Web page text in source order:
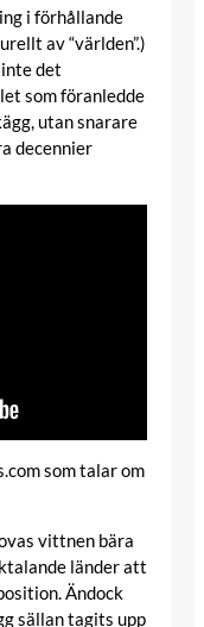
i förhållande
av “världen”.)
det
som föranledde
utan snarare
decennier
som talar om
vittnen bära
länder att
Ändock
sällan tagits upp